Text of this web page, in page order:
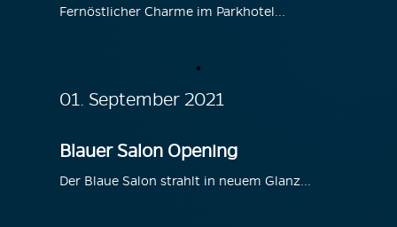
Fernöstlicher Charme im Parkhotel...
01. September 2021
Blauer Salon Opening
Der Blaue Salon strahlt in neuem Glanz...